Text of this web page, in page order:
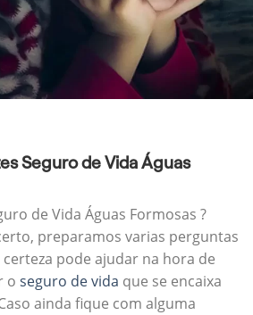
Seguro de Vida Águas
de Vida Águas Formosas ?
preparamos varias perguntas
pode ajudar na hora de
o seguro de vida que se encaixa
ainda fique com alguma